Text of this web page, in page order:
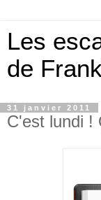
Les
de
31 janvier 2011
C'est lundi !